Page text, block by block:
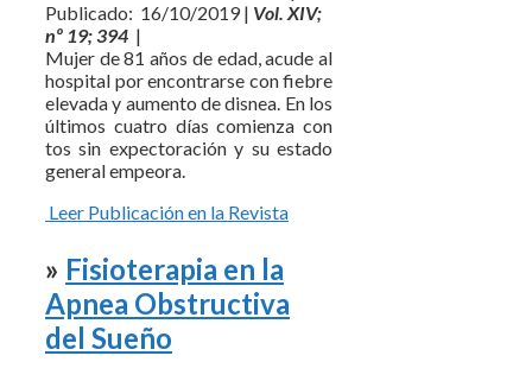
Publicado: 16/10/2019 | Vol. XIV;
nº 19; 394 |
Mujer de 81 años de edad, acude al
hospital por encontrarse con fiebre
elevada y aumento de disnea. En los
últimos cuatro días comienza con
tos sin expectoración y su estado
general empeora.
Leer Publicación en la Revista
» Fisioterapia en la
Apnea Obstructiva
del Sueño